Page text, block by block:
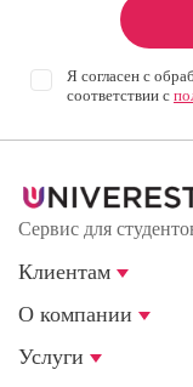
Я согласен с
соответствии с
Сервис для
Клиентам
О компании
Услуги